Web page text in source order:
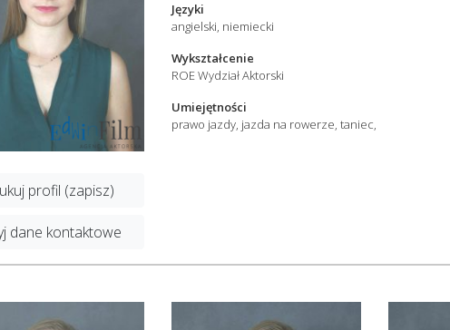
profil (zapisz)
dane kontaktowe
Języki
angielski, niemiecki
Wykształcenie
ROE Wydział Aktorski
Umiejętności
prawo jazdy, jazda na rowerze, taniec,